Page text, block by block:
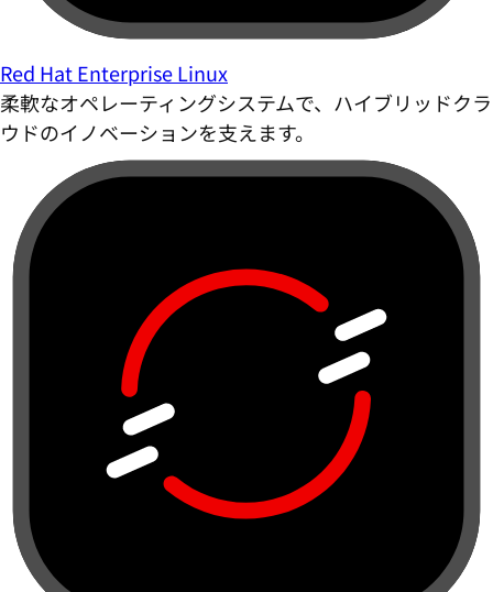
Red Hat Enterprise Linux
柔軟なオペレーティングシステムで、ハイブリッドクラ
ウドのイノベーションを支えます。